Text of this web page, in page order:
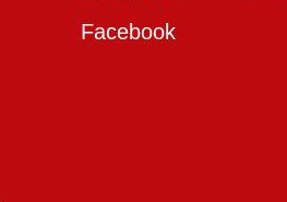
Facebook